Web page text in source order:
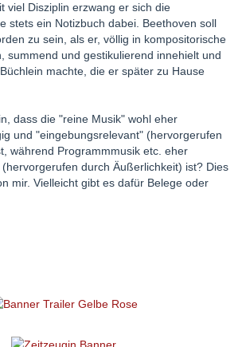
viel Disziplin erzwang er sich die
stets ein Notizbuch dabei. Beethoven soll
zu sein, als er, völlig in kompositorische
summend und gestikulierend innehielt und
machte, die er später zu Hause
dass die "reine Musik" wohl eher
und "eingebungsrelevant" (hervorgerufen
während Programmmusik etc. eher
durch Äußerlichkeit) ist? Dies
mir. Vielleicht gibt es dafür Belege oder